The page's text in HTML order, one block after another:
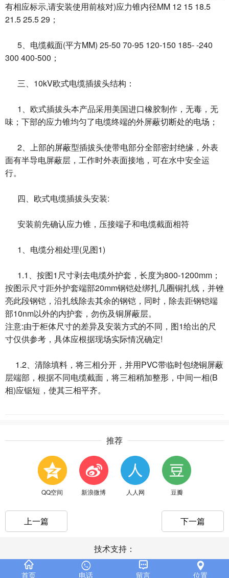
有相应标示,请安装使用前核对)应力锥内径MM 12 15 18.5
21.5 25.5 29；
5、电缆截面(平方MM) 25-50 70-95 120-150 185- -240
300 400-500；
三、10kV欧式电缆插拔头结构：
1、欧式插拔头本产品采用美国进口橡胶制作，无毒，无
味；下部的应力锥均匀了电缆终端的外屏蔽切断处的电场；
2、上部的屏蔽型插拔头使带电部分全部密封绝缘，外表
面有半导电屏蔽层，工作时外表面接地，可在水中安全运
行。
四、欧式电缆插拔头安装:
安装前先确认应力锥，压接端子和电缆截面相符
1、电缆分相处理(见图1)
1.1、按图1尺寸剥去电缆外护套，长度为800-1200mm；
按图示尺寸距外护套端部20mm钢铠处绑扎几圈铜扎线，并锉
亮此段钢铠，沿扎线除去其余的钢铠，同时，除去距钢铠端
部10nm以外的内护套，勿伤及铜屏蔽层。
注意:由于柜体尺寸的差异及安装方式的不同，图1给出的尺
寸仅供参考，具体应根据现场实际情况确定!
1.2、清除填料，将三相分开，并用PVC带临时包绕铜屏蔽
层端部，根据不同电缆截面，将三相稍加整形，中间一相(B
相)应锯短，使其三相平齐。
推荐
QQ空间 新浪微博 人人网 豆瓣
上一篇 下一篇
技术支持：
首页 电话 留言 位置